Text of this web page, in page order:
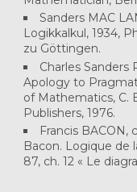
Sanders MAC
Logikkalkul, 1934,
zu Göttingen.
Charles Sanders
Apology to
of Mathematics, C.
Publishers, 1976.
Francis BACON,
Bacon. Logique de
87, ch. 12 « Le